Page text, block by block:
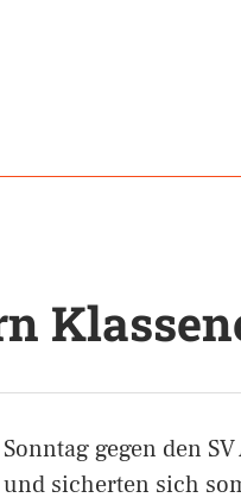
gegen den
sicherten sich